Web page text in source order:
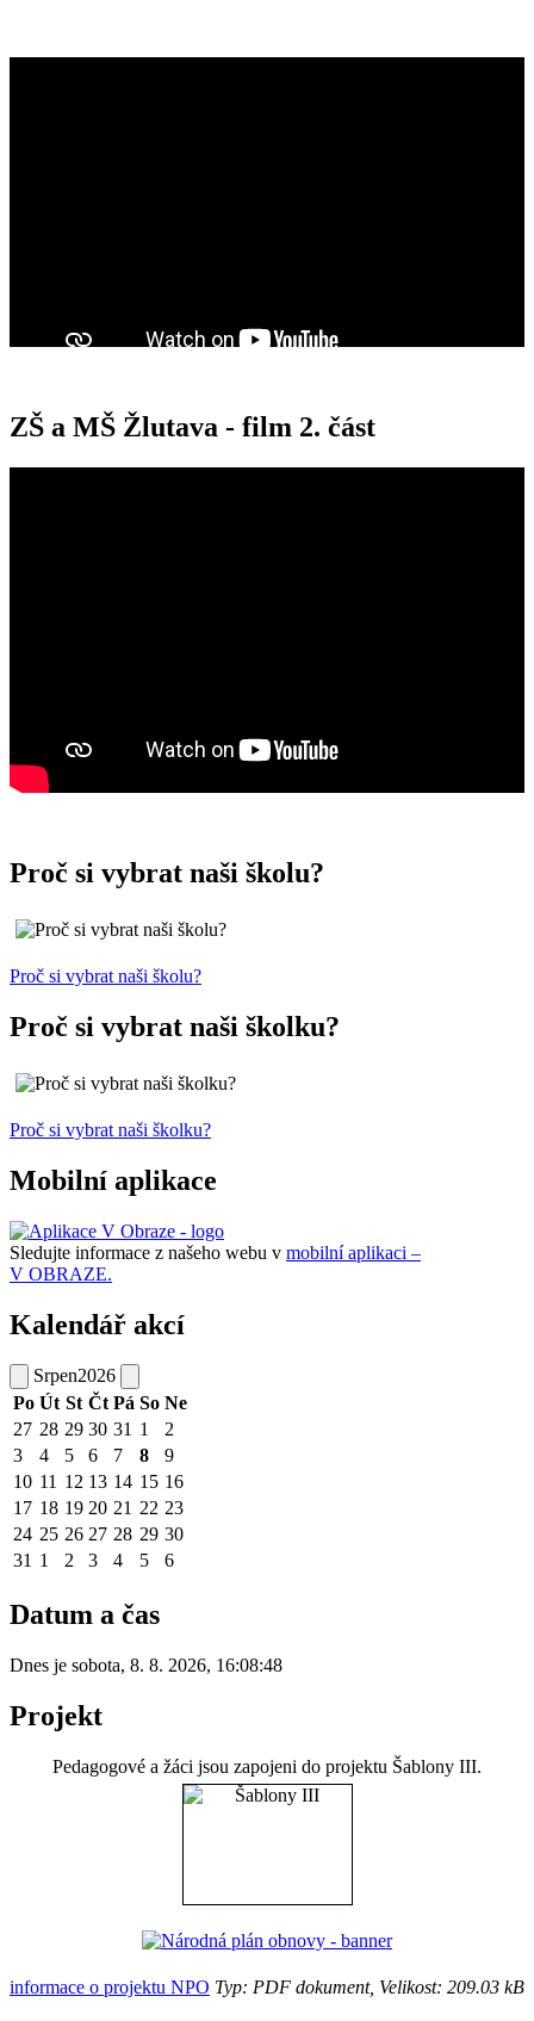
ZŠ a MŠ Žlutava - film 2. část
Proč si vybrat naši školu?
Proč si vybrat naši školu?
Proč si vybrat naši školku?
Proč si vybrat naši školku?
Mobilní aplikace
Sledujte informace z našeho webu v mobilní aplikaci –
V OBRAZE.
Kalendář akcí
Srpen2026
Po Út St Čt Pá So Ne
27 28 29 30 31 1
2
3
4 5 6 7 8
9
10 11 12 13 14 15 16
17 18 19 20 21 22 23
24 25 26 27 28 29 30
31 1 2 3 4 5 6
Datum a čas
Dnes je sobota, 8. 8. 2026, 16:08:48
Projekt
Pedagogové a žáci jsou zapojeni do projektu Šablony III.
informace o projektu NPO Typ: PDF dokument, Velikost: 209.03 kB